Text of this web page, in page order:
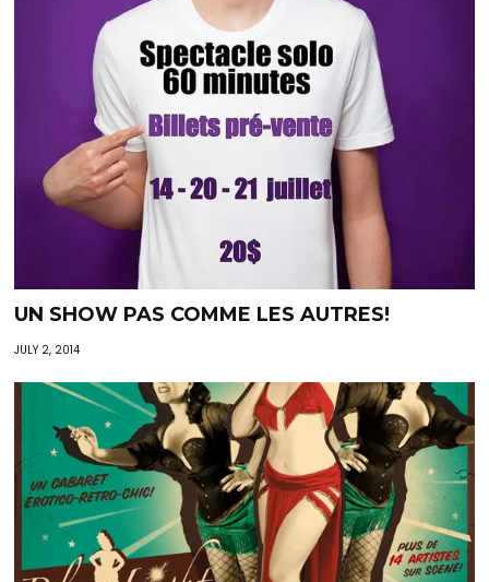
UN SHOW PAS COMME LES AUTRES!
JULY 2, 2014